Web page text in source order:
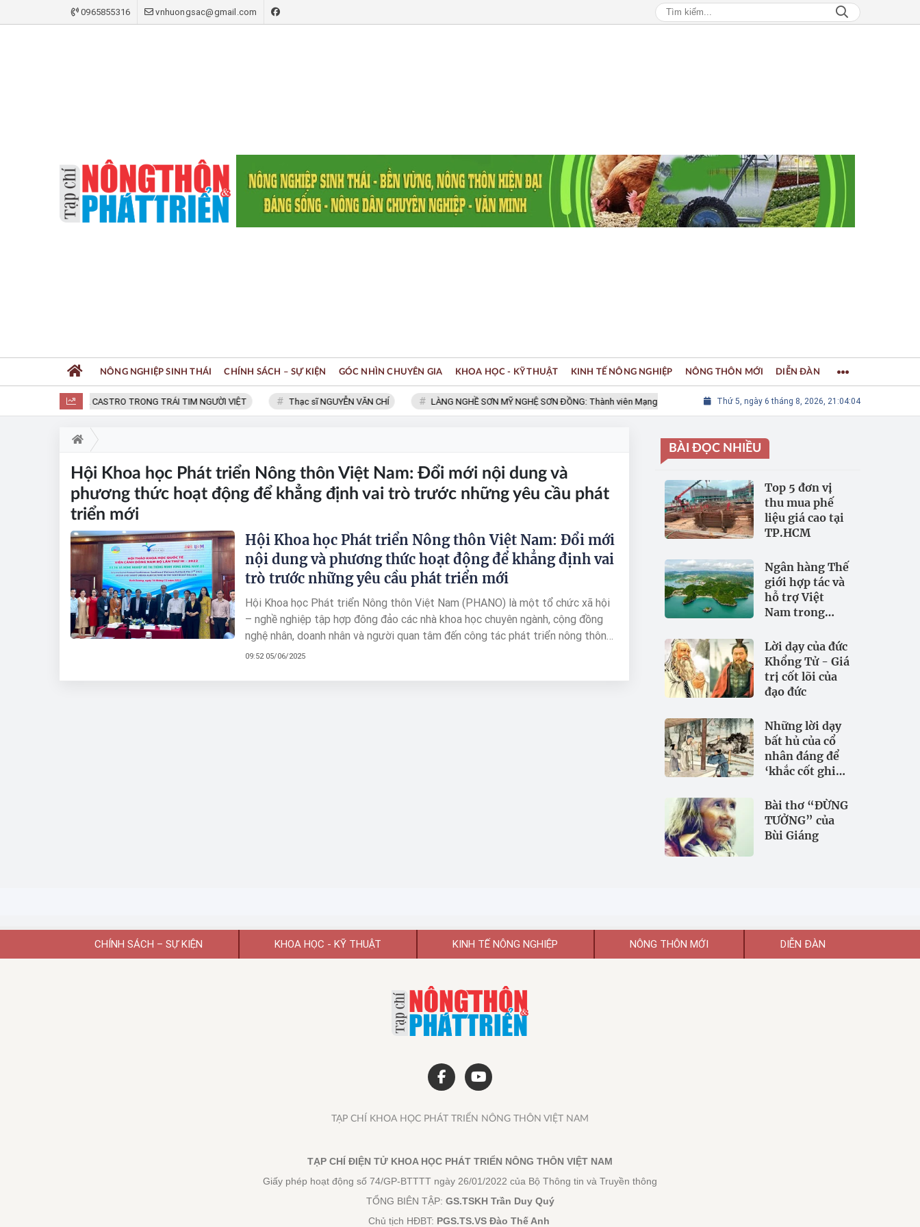
0965855316 vnhuongsac@gmail.com
FIDEL CASTRO TRONG TRÁI TIM NGƯỜI VIỆT Thạc sĩ NGUYỄN VĂN CHÍ LÀNG NGHỀ SƠN MỸ NGHỆ SƠN ĐỒNG: Thành viên Mạng lưới các Thành phố Thủ công sáng tạo Thế giới
Thứ 5, ngày 6 tháng 8, 2026, 21:04:05
NÔNG NGHIỆP SINH THÁI CHÍNH SÁCH – SỰ KIỆN GÓC NHÌN CHUYÊN GIA KHOA HỌC - KỸ THUẬT KINH TẾ NÔNG NGHIỆP NÔNG THÔN MỚI DIỄN ĐÀN
Hội Khoa học Phát triển Nông thôn Việt Nam: Đổi mới nội dung và
phương thức hoạt động để khẳng định vai trò trước những yêu cầu phát
triển mới
Hội Khoa học Phát triển Nông thôn Việt Nam: Đổi mới
nội dung và phương thức hoạt động để khẳng định vai
trò trước những yêu cầu phát triển mới
Hội Khoa học Phát triển Nông thôn Việt Nam (PHANO) là một tổ chức xã hội
– nghề nghiệp tập hợp đông đảo các nhà khoa học chuyên ngành, cộng đồng
nghệ nhân, doanh nhân và người quan tâm đến công tác phát triển nông thôn
nhằm nỗ lực đóng góp vào mục tiêu xây dựng “Nông nghiệp sinh thái – bền
trong bối cảnh hiện nay với nhiều thách thức và cơ hội.
09:52 05/06/2025
BÀI ĐỌC NHIỀU
Top 5 đơn vị
thu mua phế
liệu giá cao tại
TP.HCM
Ngân hàng Thế
giới hợp tác và
hỗ trợ Việt
Nam trong
ninh nguồn
nước
Lời dạy của đức
Khổng Tử - Giá
trị cốt lõi của
đạo đức
Những lời dạy
bất hủ của cổ
nhân đáng để
‘khắc cốt ghi
Bài thơ “ĐỪNG
TƯỞNG” của
Bùi Giáng
CHÍNH SÁCH – SỰ KIỆN KHOA HỌC - KỸ THUẬT KINH TẾ NÔNG NGHIỆP NÔNG THÔN MỚI DIỄN ĐÀN
TẠP CHÍ KHOA HỌC PHÁT TRIỂN NÔNG THÔN VIỆT NAM
TẠP CHÍ ĐIỆN TỬ KHOA HỌC PHÁT TRIỂN NÔNG THÔN VIỆT NAM
Giấy phép hoạt động số 74/GP-BTTTT ngày 26/01/2022 của Bộ Thông tin và Truyền thông
TỔNG BIÊN TẬP: GS.TSKH Trần Duy Quý
Chủ tịch HĐBT: PGS.TS.VS Đào Thế Anh